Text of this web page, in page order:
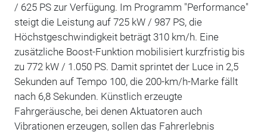
/ 625 PS zur Verfügung. Im Programm "Performance"
steigt die Leistung auf 725 kW / 987 PS, die
Höchstgeschwindigkeit beträgt 310 km/h. Eine
zusätzliche Boost-Funktion mobilisiert kurzfristig bis
zu 772 kW / 1.050 PS. Damit sprintet der Luce in 2,5
Sekunden auf Tempo 100, die 200-km/h-Marke fällt
nach 6,8 Sekunden. Künstlich erzeugte
Fahrgeräusche, bei denen Aktuatoren auch
Vibrationen erzeugen, sollen das Fahrerlebnis